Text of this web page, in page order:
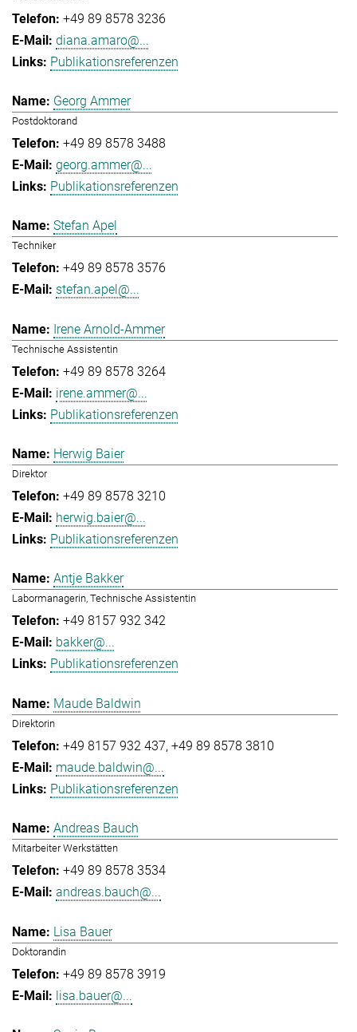
+49 89 8578 3236
diana.amaro@...
Publikationsreferenzen
Georg Ammer
Postdoktorand
+49 89 8578 3488
georg.ammer@...
Publikationsreferenzen
Stefan Apel
Techniker
+49 89 8578 3576
stefan.apel@...
Irene Arnold-Ammer
Technische Assistentin
+49 89 8578 3264
irene.ammer@...
Publikationsreferenzen
Herwig Baier
Direktor
+49 89 8578 3210
herwig.baier@...
Publikationsreferenzen
Antje Bakker
Labormanagerin, Technische Assistentin
+49 8157 932 342
bakker@...
Publikationsreferenzen
Maude Baldwin
Direktorin
+49 8157 932 437 +49 89 8578 3810
maude.baldwin@...
Publikationsreferenzen
Andreas Bauch
Mitarbeiter Werkstätten
+49 89 8578 3534
andreas.bauch@...
Lisa Bauer
Doktorandin
+49 89 8578 3919
lisa.bauer@...